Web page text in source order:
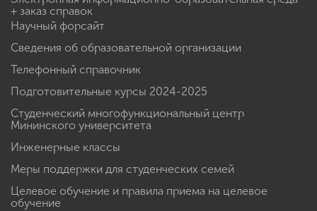
+ заказ справок
Научный форсайт
Сведения об образовательной организации
Телефонный справочник
Подготовительные курсы 2024-2025
Студенческий многофункциональный центр
Мининского университета
Инженерные классы
Меры поддержки для студенческих семей
Целевое обучение и правила приема на целевое
обучение